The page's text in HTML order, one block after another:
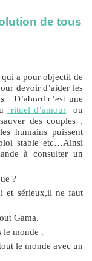
de tous
a pour objectif de
devoir d’aider les
D’abord,c’est une
rituel d’amour
ou
des couples .
humains puissent
stable etc…Ainsi
à consulter un
?
et sérieux,il ne faut
Gama.
le monde .
le monde avec un